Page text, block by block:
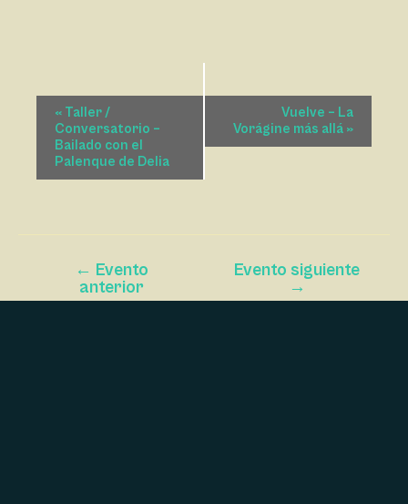
E
« Taller /
Conversatorio –
Bailado con el
Palenque de Delia
Vuelve – La
Vorágine más allá »
← Evento
anterior
Evento siguiente
→